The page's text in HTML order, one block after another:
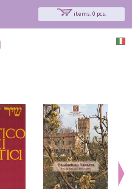
items: 0 pcs.